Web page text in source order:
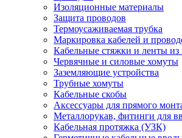
Изоляционные материалы
Защита проводов
Термоусаживаемая трубка
Маркировка кабелей и
Кабельные стяжки и ленты
Червячные и силовые хомуты
Заземляющие устройства
Трубные хомуты
Кабельные скобы
Аксессуары для прямого
Металлорукав, фитинги для
Кабельная протяжка (УЗК)